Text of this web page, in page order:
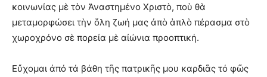
κοινωνίας μὲ τὸν Ἀναστημένο Χριστὸ, ποὺ θὰ
μεταμορφώσει τὴν ὅλη ζωή μας ἀπὸ ἁπλὸ πέρασμα στὸ
χωροχρόνο σὲ πορεία μὲ αἰώνια προοπτική.
Εὔχομαι ἀπό τά βάθη τῆς πατρικῆς μου καρδιᾶς τό φῶς